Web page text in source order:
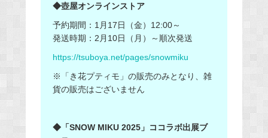
◆壺屋オンラインストア
予約期間：1月17日（金）12:00～
発送時期：2月10日（月）～順次発送
https://tsuboya.net/pages/snowmiku
※「き花プティモ」の販売のみとなり、雑
貨の販売はございません
◆「SNOW MIKU 2025」ココラボ出展ブ